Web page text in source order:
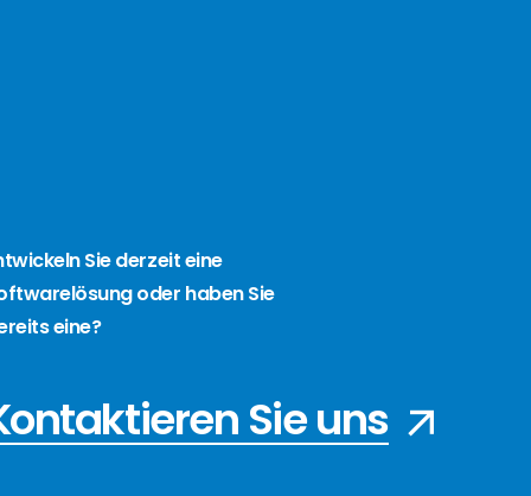
Sie derzeit eine
oder haben Sie
eine?
Sie uns